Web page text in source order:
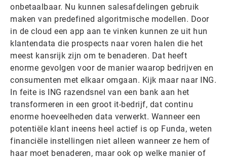
onbetaalbaar. Nu kunnen salesafdelingen gebruik
maken van predefined algoritmische modellen. Door
in de cloud een app aan te vinken kunnen ze uit hun
klantendata die prospects naar voren halen die het
meest kansrijk zijn om te benaderen. Dat heeft
enorme gevolgen voor de manier waarop bedrijven en
consumenten met elkaar omgaan. Kijk maar naar ING.
In feite is ING razendsnel van een bank aan het
transformeren in een groot it-bedrijf, dat continu
enorme hoeveelheden data verwerkt. Wanneer een
potentiële klant ineens heel actief is op Funda, weten
financiële instellingen niet alleen wanneer ze hem of
haar moet benaderen, maar ook op welke manier of